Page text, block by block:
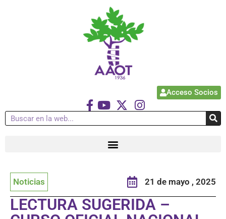
Acceso Socios
Noticias 21 de mayo , 2025
LECTURA SUGERIDA –